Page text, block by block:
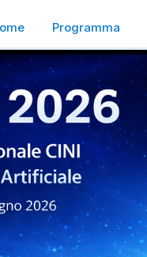
Programma